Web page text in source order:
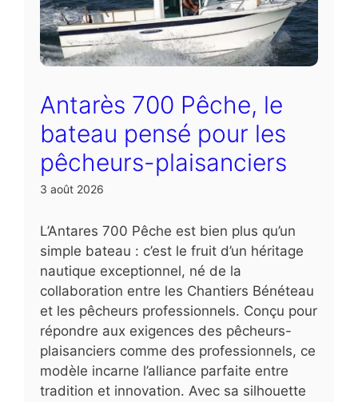
Antarès 700 Pêche, le
bateau pensé pour les
pêcheurs-plaisanciers
3 août 2026
L’Antares 700 Pêche est bien plus qu’un
simple bateau : c’est le fruit d’un héritage
nautique exceptionnel, né de la
collaboration entre les Chantiers Bénéteau
et les pêcheurs professionnels. Conçu pour
répondre aux exigences des pêcheurs-
plaisanciers comme des professionnels, ce
modèle incarne l’alliance parfaite entre
tradition et innovation. Avec sa silhouette